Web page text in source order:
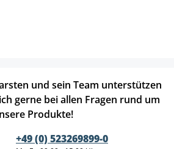
und sein Team unterstützen
gerne bei allen Fragen rund um
Produkte!
+49 (0) 523269899-0